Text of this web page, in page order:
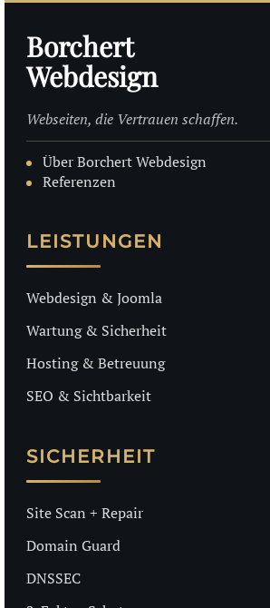
Borchert
Webdesign
Webseiten, die Vertrauen schaffen.
Über Borchert Webdesign
Referenzen
LEISTUNGEN
Webdesign & Joomla
Wartung & Sicherheit
Hosting & Betreuung
SEO & Sichtbarkeit
SICHERHEIT
Site Scan + Repair
Domain Guard
DNSSEC